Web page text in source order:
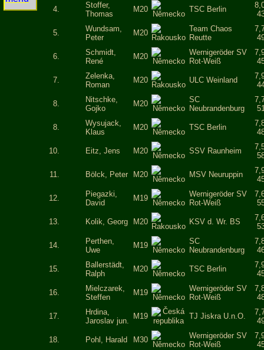
4.
Stoffer,
Thomas
M20 TSC Berlin
5.
Wundsam,
Peter
M20
Team Chaos
Reutte
6.
Schmidt,
René
M20
Wernigeröder SV
Rot-Weiß
7.
Zelenka,
Roman
M20 ULC Weinland
8.
Nitschke,
Gojko
M20
SC
Neubrandenburg
8.
Wysujack,
Klaus
M20 TSC Berlin
10. Eitz, Jens M20 SSV Raunheim
11. Bölck, Peter M20 MSV Neuruppin
12.
Piegazki,
David
M19
Wernigeröder SV
Rot-Weiß
13. Kolik, Georg M20 KSV d. Wr. BS
14.
Perthen,
Uwe
M19
SC
Neubrandenburg
15.
Ballerstädt,
Ralph
M20 TSC Berlin
16.
Mielczarek,
Steffen
M19
Wernigeröder SV
Rot-Weiß
17.
Hrdina,
Jaroslav jun.
M19 TJ Jiskra U.n.O.
18. Pohl, Harald M30
Wernigeröder SV
Rot-Weiß